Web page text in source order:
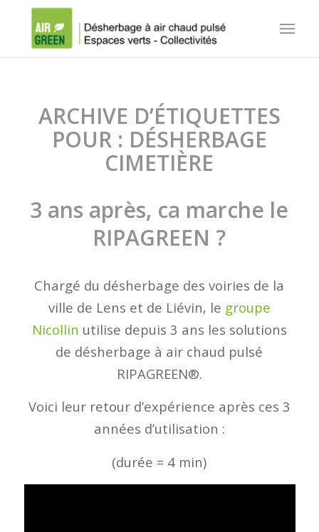
ARCHIVE D’ÉTIQUETTES
POUR : DÉSHERBAGE
CIMETIÈRE
3 ans après, ca marche le
RIPAGREEN ?
Chargé du désherbage des voiries de la
ville de Lens et de Liévin, le groupe
Nicollin utilise depuis 3 ans les solutions
de désherbage à air chaud pulsé
RIPAGREEN®.
Voici leur retour d’expérience après ces 3
années d’utilisation :
(durée = 4 min)